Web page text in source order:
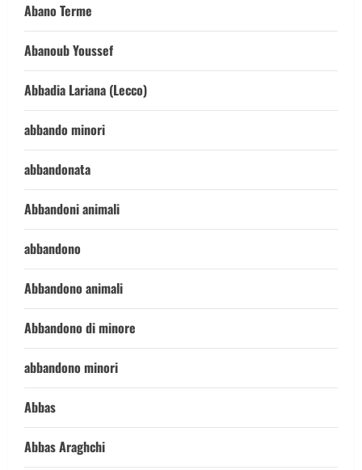
Abano Terme
Abanoub Youssef
Abbadia Lariana (Lecco)
abbando minori
abbandonata
Abbandoni animali
abbandono
Abbandono animali
Abbandono di minore
abbandono minori
Abbas
Abbas Araghchi